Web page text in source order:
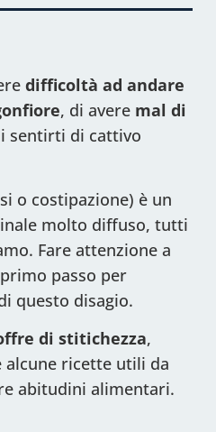
difficoltà ad andare
, di avere mal di
sentirti di cattivo
o costipazione) è un
molto diffuso, tutti
Fare attenzione a
passo per
questo disagio.
di stitichezza,
ricette utili da
abitudini alimentari.